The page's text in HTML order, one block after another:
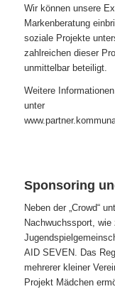
Wir können unsere
Markenberatung
soziale Projekte
zahlreichen dieser
unmittelbar beteiligt.
Weitere
unter
Sponsoring
Neben der „Crowd“
Nachwuchssport,
AID SEVEN. Das
mehrerer kleiner
Projekt Mädchen